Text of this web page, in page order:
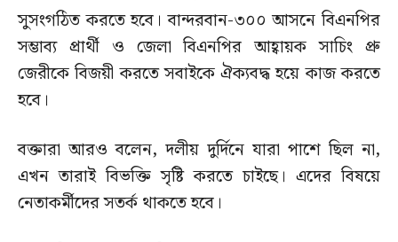
সুসংগঠিত করতে হবে। বান্দরবান-৩০০ আসনে বিএনপির
সম্ভাব্য প্রার্থী ও জেলা বিএনপির আহ্বায়ক সাচিং প্রু
জেরীকে বিজয়ী করতে সবাইকে ঐক্যবদ্ধ হয়ে কাজ করতে
হবে।
বক্তারা আরও বলেন, দলীয় দুর্দিনে যারা পাশে ছিল না,
এখন তারাই বিভক্তি সৃষ্টি করতে চাইছে। এদের বিষয়ে
নেতাকর্মীদের সতর্ক থাকতে হবে।